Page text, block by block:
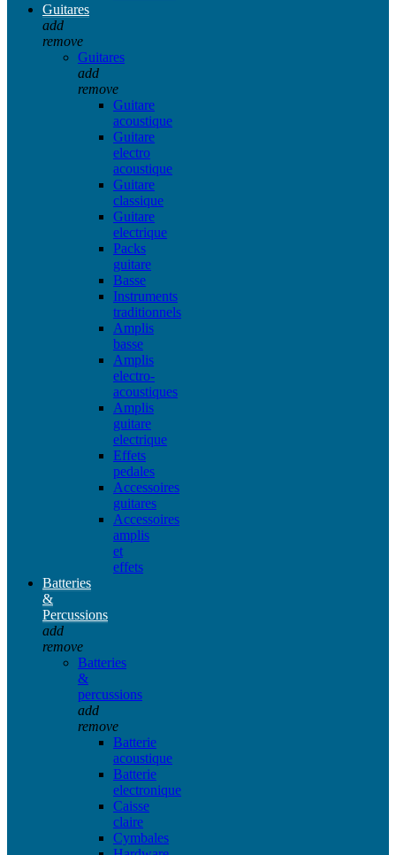
Guitares
add
remove
Guitares
add
remove
Guitare
acoustique
Guitare
electro
acoustique
Guitare
classique
Guitare
electrique
Packs
guitare
Basse
Instruments
traditionnels
Amplis
basse
Amplis
electro-
acoustiques
Amplis
guitare
electrique
Effets
pedales
Accessoires
guitares
Accessoires
amplis
et
effets
Batteries
&
Percussions
add
remove
Batteries
&
percussions
add
remove
Batterie
acoustique
Batterie
electronique
Caisse
claire
Cymbales